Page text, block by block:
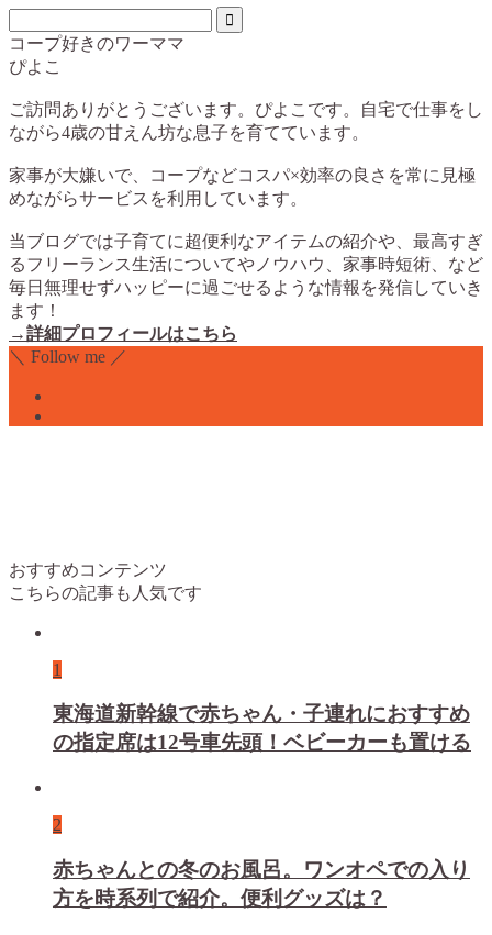
コープ好きのワーママ
ぴよこ
ご訪問ありがとうございます。ぴよこです。自宅で仕事をし
ながら4歳の甘えん坊な息子を育てています。
家事が大嫌いで、コープなどコスパ×効率の良さを常に見極
めながらサービスを利用しています。
当ブログでは子育てに超便利なアイテムの紹介や、最高すぎ
るフリーランス生活についてやノウハウ、家事時短術、など
毎日無理せずハッピーに過ごせるような情報を発信していき
ます！
→詳細プロフィールはこちら
＼ Follow me ／
おすすめコンテンツ
こちらの記事も人気です
1
東海道新幹線で赤ちゃん・子連れにおすすめ
の指定席は12号車先頭！ベビーカーも置ける
2
赤ちゃんとの冬のお風呂。ワンオペでの入り
方を時系列で紹介。便利グッズは？